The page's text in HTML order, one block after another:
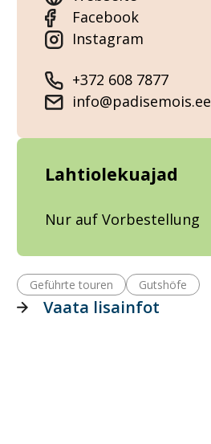
Facebook
Instagram
+372 608 7877
info@padisemois.ee
Lahtiolekuajad
Nur auf Vorbestellung
Geführte touren Gutshöfe
Vaata lisainfot